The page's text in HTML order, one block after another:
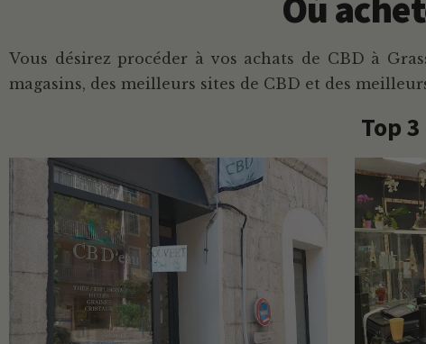
Vous désirez procéder à vos achats de CBD à
magasins, des meilleurs sites de CBD et des
Top